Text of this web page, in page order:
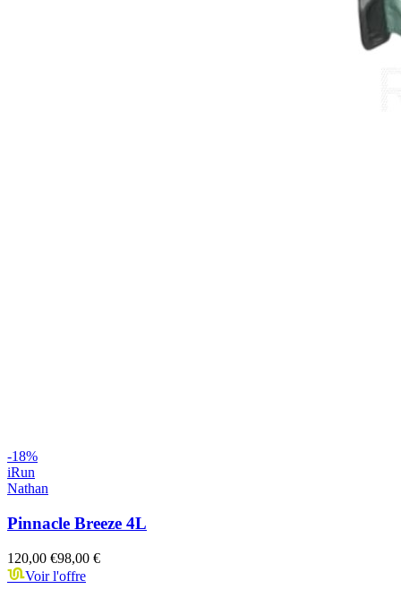
-18%
iRun
Nathan
Pinnacle Breeze 4L
120,00 €98,00 €
Voir l'offre